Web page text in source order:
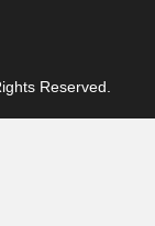
Reserved.